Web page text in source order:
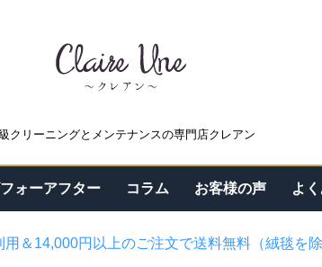
クリーニングとメンテナンスの専門店クレアン
ォーアフター コラム お客様の声 よ
用＆14,000円以上のご注文で送料無料（絨毯を